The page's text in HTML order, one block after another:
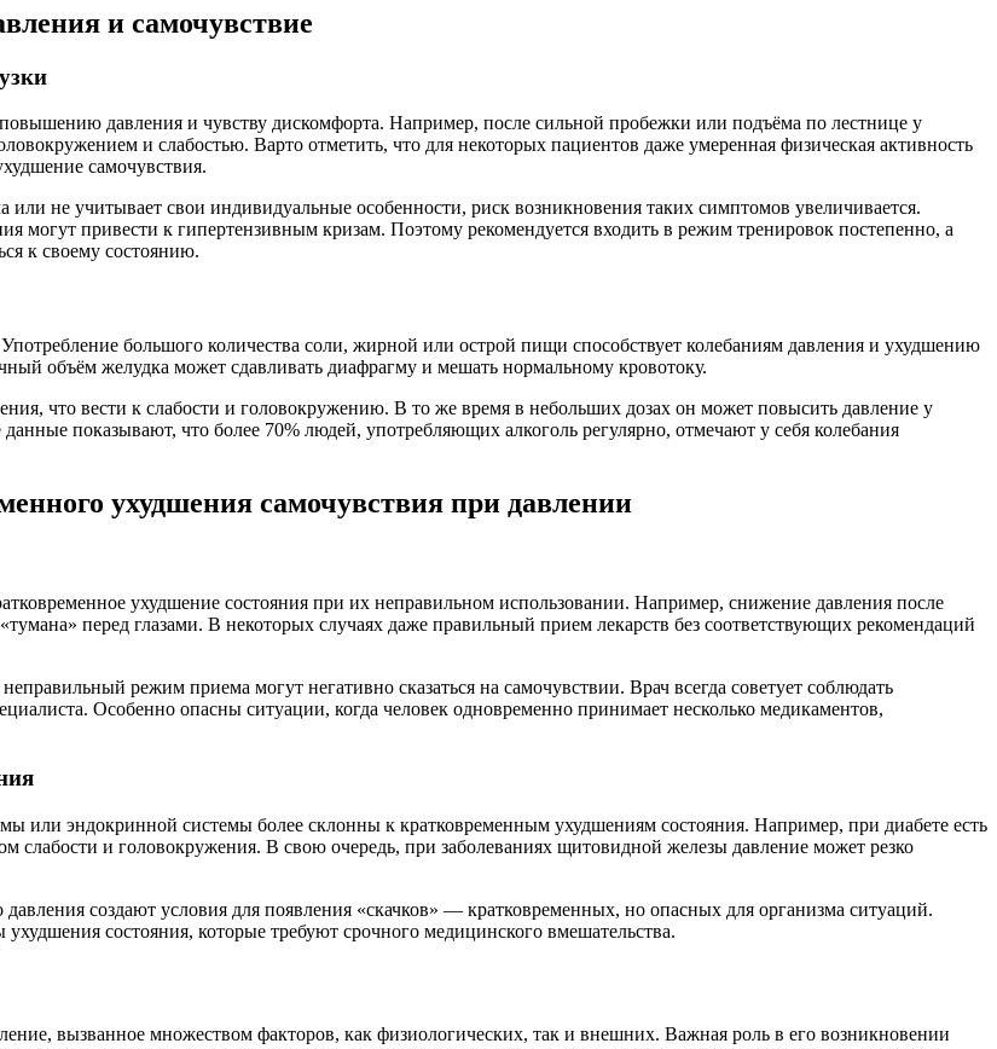
и самочувствие
давления и чувству дискомфорта. Например, после сильной пробежки или подъёма по лестнице у
и слабостью. Варто отметить, что для некоторых пациентов даже умеренная физическая активность
самочувствия.
или не учитывает свои индивидуальные особенности, риск возникновения таких симптомов увеличивается.
могут привести к гипертензивным кризам. Поэтому рекомендуется входить в режим тренировок постепенно, а
к своему состоянию.
большого количества соли, жирной или острой пищи способствует колебаниям давления и ухудшению
объём желудка может сдавливать диафрагму и мешать нормальному кровотоку.
что вести к слабости и головокружению. В то же время в небольших дозах он может повысить давление у
показывают, что более 70% людей, употребляющих алкоголь регулярно, отмечают у себя колебания
ухудшения самочувствия при давлении
ухудшение состояния при их неправильном использовании. Например, снижение давления после
перед глазами. В некоторых случаях даже правильный прием лекарств без соответствующих рекомендаций
режим приема могут негативно сказаться на самочувствии. Врач всегда советует соблюдать
Особенно опасны ситуации, когда человек одновременно принимает несколько медикаментов,
или эндокринной системы более склонны к кратковременным ухудшениям состояния. Например, при диабете есть
слабости и головокружения. В свою очередь, при заболеваниях щитовидной железы давление может резко
создают условия для появления «скачков» — кратковременных, но опасных для организма ситуаций.
состояния, которые требуют срочного медицинского вмешательства.
вызванное множеством факторов, как физиологических, так и внешних. Важная роль в его возникновении